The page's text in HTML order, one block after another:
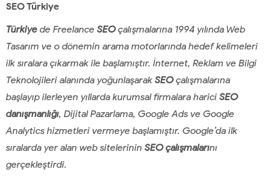
SEO Türkiye
Türkiye de Freelance SEO çalışmalarına 1994 yılında Web
Tasarım ve o dönemin arama motorlarında hedef kelimeleri
ilk sıralara çıkarmak ile başlamıştır. İnternet, Reklam ve Bilgi
Teknolojileri alanında yoğunlaşarak SEO çalışmalarına
başlayıp ilerleyen yıllarda kurumsal firmalara harici SEO
danışmanlığı, Dijital Pazarlama, Google Ads ve Google
Analytics hizmetleri vermeye başlamıştır. Google’da ilk
sıralarda yer alan web sitelerinin SEO çalışmalarını
gerçekleştirdi.